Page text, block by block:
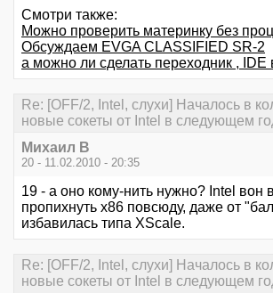
Смотри также:
Можно проверить материнку без
Обсуждаем EVGA CLASSIFIED SR-2
а можно ли сделать переходник , IDE
Re: [OFF/2, Intel, слухи] Началось в
новые сокеты от Intel в следующем
Михаил В
20 - 11.02.2010 - 20:35
19 - а оно кому-нить нужно? Intel вон
пропихнуть x86 повсюду, даже от
избавилась типа XScale.
Re: [OFF/2, Intel, слухи] Началось в
новые сокеты от Intel в следующем